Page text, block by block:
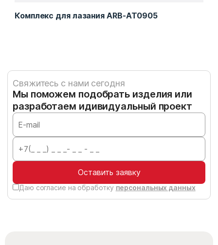
Комплекс для лазания ARB-AT0905
Свяжитесь с нами сегодня
Мы поможем подобрать изделия или
разработаем идивидуальный проект
Оставить заявку
Даю согласие на обработку персональных данных